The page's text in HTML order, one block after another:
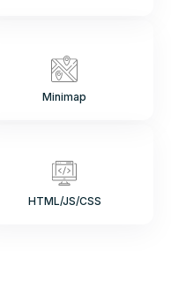
Minimap
HTML/JS/CSS